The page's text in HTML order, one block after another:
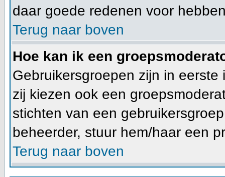
daar goede redenen voor
Terug naar boven
Hoe kan ik een
Gebruikersgroepen zijn in
zij kiezen ook een
stichten van een
beheerder, stuur hem/haar een
Terug naar boven